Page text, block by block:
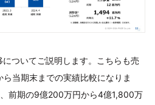
ついてご説明します。こちらも売
当期末までの実績比較になりま
前期の9億200万円から4億1,800万